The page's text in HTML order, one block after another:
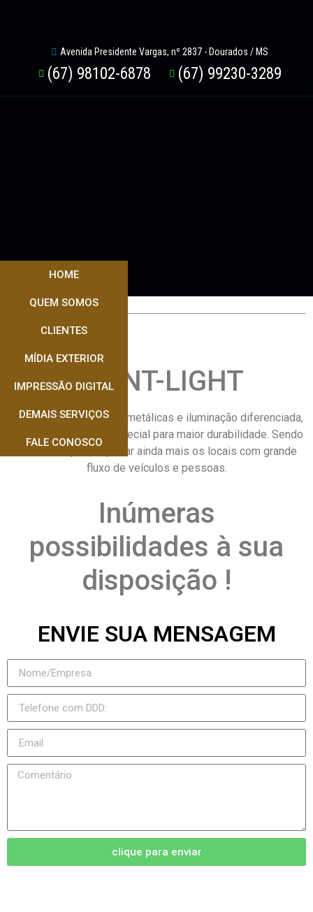
Avenida Presidente Vargas, nº 2837 - Dourados / MS
(67) 98102-6878 (67) 99230-3289
HOME
QUEM SOMOS
CLIENTES
MÍDIA EXTERIOR
IMPRESSÃO DIGITAL
DEMAIS SERVIÇOS
FALE CONOSCO
FRONT-LIGHT
Painéis com estruturas metálicas e iluminação diferenciada,
utilizados com lona especial para maior durabilidade. Sendo
idealizado para explorar ainda mais os locais com grande
fluxo de veículos e pessoas.
Inúmeras
possibilidades à sua
disposição !
ENVIE SUA MENSAGEM
clique para enviar